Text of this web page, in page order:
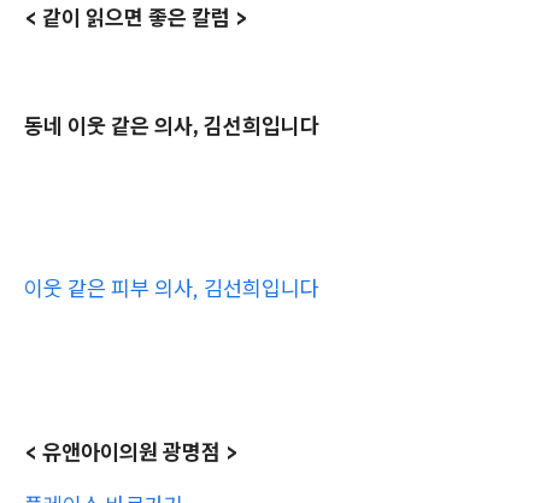
< 같이 읽으면 좋은 칼럼 >
동네 이웃 같은 의사, 김선희입니다
이웃 같은 피부 의사, 김선희입니다
< 유앤아이의원 광명점 >